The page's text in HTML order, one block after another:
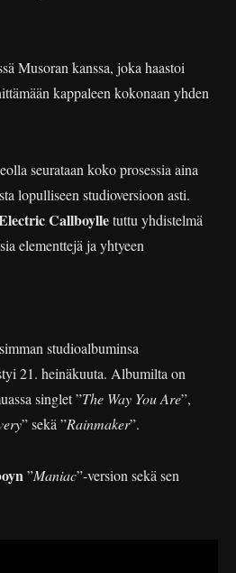
Musoran kanssa, joka haastoi
kappaleen kokonaan yhden
seurataan koko prosessia aina
lopulliseen studioversioon asti.
Callboylletuttu yhdistelmä
elementtejä ja yhtyeen
studioalbuminsa
21. heinäkuuta. Albumilta on
singlet ”The Way You Are”,
” sekä ”Rainmaker”.
”Maniac”-version sekä sen